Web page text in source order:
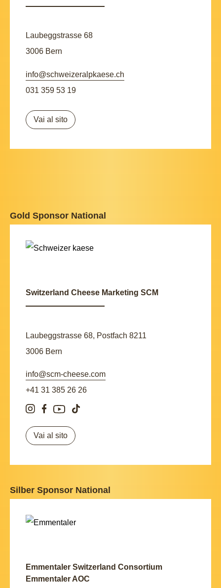
Laubeggstrasse 68
3006 Bern
info@schweizeralpkaese.ch
031 359 53 19
Vai al sito
Gold Sponsor National
Switzerland Cheese Marketing SCM
Laubeggstrasse 68, Postfach 8211
3006 Bern
info@scm-cheese.com
+41 31 385 26 26
Vai al sito
Silber Sponsor National
Emmentaler Switzerland Consortium
Emmentaler AOC